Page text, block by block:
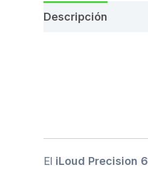
Descripción
El iLoud Precision 6